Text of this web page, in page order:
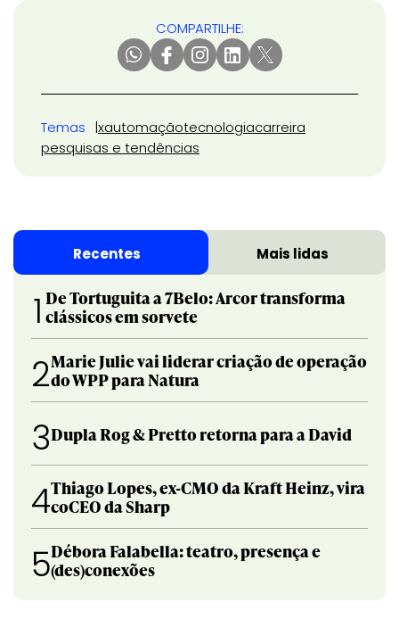
COMPARTILHE:
Temas xautomaçãotecnologiacarreira
pesquisas e tendências
Recentes Mais lidas
1 De Tortuguita a 7Belo: Arcor transforma
clássicos em sorvete
2Marie Julie vai liderar criação de operação
do WPP para Natura
3Dupla Rog & Pretto retorna para a David
4Thiago Lopes, ex-CMO da Kraft Heinz, vira
coCEO da Sharp
5Débora Falabella: teatro, presença e
(des)conexões